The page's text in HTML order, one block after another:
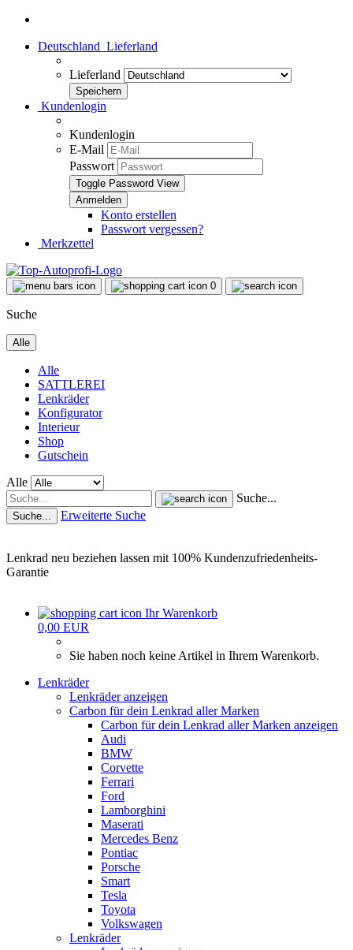
Deutschland Lieferland
Lieferland
Kundenlogin
Kundenlogin
E-Mail
Passwort
Toggle Password View
Konto erstellen
Passwort vergessen?
Merkzettel
0
Suche
Alle
Alle
SATTLEREI
Lenkräder
Konfigurator
Interieur
Shop
Gutschein
Alle
Suche...
Suche... Erweiterte Suche
Lenkrad neu beziehen lassen mit 100% Kundenzufriedenheits-
Garantie
Ihr Warenkorb
0,00 EUR
Sie haben noch keine Artikel in Ihrem Warenkorb.
Lenkräder
Lenkräder anzeigen
Carbon für dein Lenkrad aller Marken
Carbon für dein Lenkrad aller Marken anzeigen
Audi
BMW
Corvette
Ferrari
Ford
Lamborghini
Maserati
Mercedes Benz
Pontiac
Porsche
Smart
Tesla
Toyota
Volkswagen
Lenkräder